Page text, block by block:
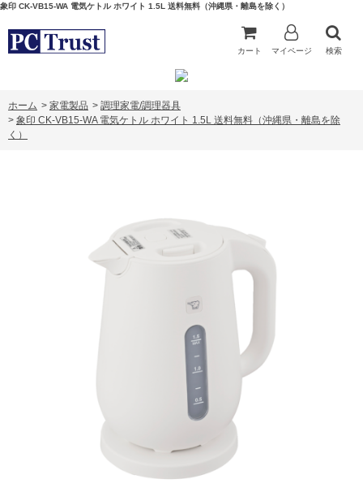
象印 CK-VB15-WA 電気ケトル ホワイト 1.5L 送料無料（沖縄県・離島を除く）
カート マイページ 検索
ホーム > 家電製品 > 調理家電/調理器具
> 象印 CK-VB15-WA 電気ケトル ホワイト 1.5L 送料無料（沖縄県・離島を除
く）